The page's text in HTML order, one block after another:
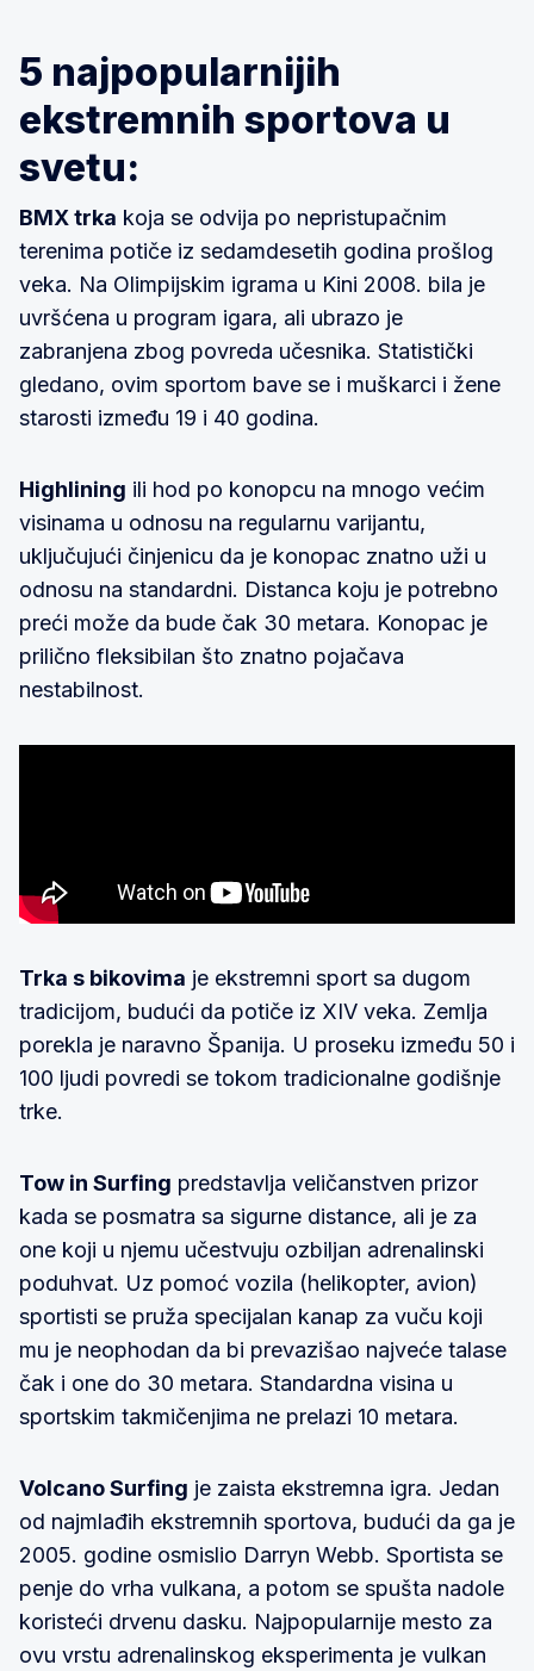
5 najpopularnijih
ekstremnih sportova u
svetu:
BMX trka koja se odvija po nepristupačnim
terenima potiče iz sedamdesetih godina prošlog
veka. Na Olimpijskim igrama u Kini 2008. bila je
uvršćena u program igara, ali ubrazo je
zabranjena zbog povreda učesnika. Statistički
gledano, ovim sportom bave se i muškarci i žene
starosti između 19 i 40 godina.
Highlining ili hod po konopcu na mnogo većim
visinama u odnosu na regularnu varijantu,
uključujući činjenicu da je konopac znatno uži u
odnosu na standardni. Distanca koju je potrebno
preći može da bude čak 30 metara. Konopac je
prilično fleksibilan što znatno pojačava
nestabilnost.
Trka s bikovima je ekstremni sport sa dugom
tradicijom, budući da potiče iz XIV veka. Zemlja
porekla je naravno Španija. U proseku između 50 i
100 ljudi povredi se tokom tradicionalne godišnje
trke.
Tow in Surfing predstavlja veličanstven prizor
kada se posmatra sa sigurne distance, ali je za
one koji u njemu učestvuju ozbiljan adrenalinski
poduhvat. Uz pomoć vozila (helikopter, avion)
sportisti se pruža specijalan kanap za vuču koji
mu je neophodan da bi prevazišao najveće talase
čak i one do 30 metara. Standardna visina u
sportskim takmičenjima ne prelazi 10 metara.
Volcano Surfing je zaista ekstremna igra. Jedan
od najmlađih ekstremnih sportova, budući da ga je
2005. godine osmislio Darryn Webb. Sportista se
penje do vrha vulkana, a potom se spušta nadole
koristeći drvenu dasku. Najpopularnije mesto za
ovu vrstu adrenalinskog eksperimenta je vulkan